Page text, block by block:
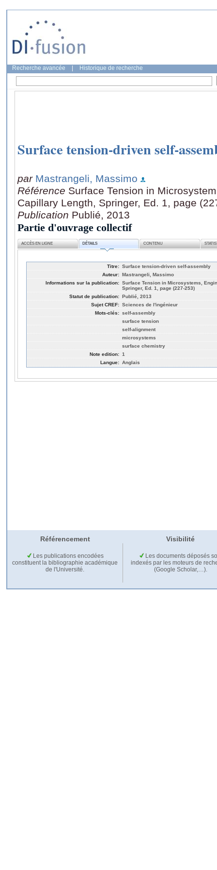
Recherche avancée Historique de recherche
Surface tension-driven self-
par Mastrangeli, Massimo
Référence Surface Tension in
Capillary Length, Springer, Ed. 1, page
Publication Publié, 2013
Partie d'ouvrage collectif
ACCÈS EN LIGNE DÉTAILS CONTENU
Titre: Surface tension-driven self-assembly
Auteur: Mastrangeli, Massimo
Informations sur la publication: Surface Tension in Microsystems,
Springer, Ed. 1, page (227-253)
Statut de publication: Publié, 2013
Sujet CREF: Sciences de l'ingénieur
Mots-clés: self-assembly
surface tension
self-alignment
microsystems
surface chemistry
Note edition: 1
Langue: Anglais
Référencement Visibilité
Les publications encodées
constituent la bibliographie académique
de l'Université.
Les documents déposés
indexés par les moteurs de
(Google Scholar,…).